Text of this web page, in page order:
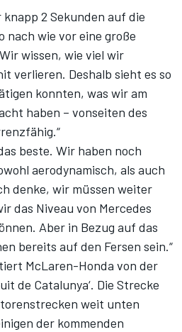
knapp 2 Sekunden auf die
nach wie vor eine große
wissen, wie viel wir
verlieren. Deshalb sieht es so
konnten, was wir am
haben – vonseiten des
beste. Wir haben noch
aerodynamisch, als auch
denke, wir müssen weiter
das Niveau von Mercedes
Aber in Bezug auf das
bereits auf den Fersen sein.“
McLaren-Honda von der
de Catalunya‘. Die Strecke
weit unten
der kommenden